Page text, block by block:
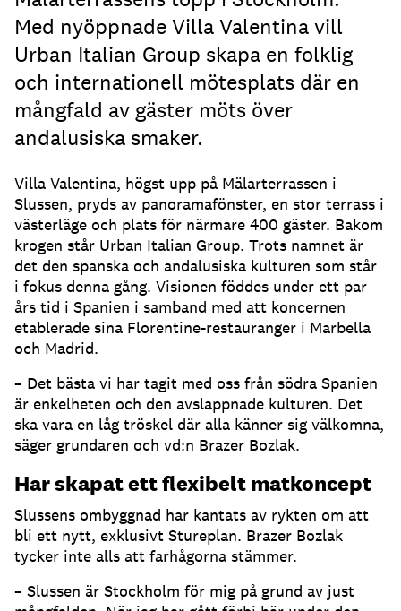
Med nyöppnade Villa Valentina vill
Urban Italian Group skapa en folklig
och internationell mötesplats där en
mångfald av gäster möts över
andalusiska smaker.
Villa Valentina, högst upp på Mälarterrassen i
Slussen, pryds av panoramafönster, en stor terrass i
västerläge och plats för närmare 400 gäster. Bakom
krogen står Urban Italian Group. Trots namnet är
det den spanska och andalusiska kulturen som står
i fokus denna gång. Visionen föddes under ett par
års tid i Spanien i samband med att koncernen
etablerade sina Florentine-restauranger i Marbella
och Madrid.
– Det bästa vi har tagit med oss från södra Spanien
är enkelheten och den avslappnade kulturen. Det
ska vara en låg tröskel där alla känner sig välkomna,
säger grundaren och vd:n Brazer Bozlak.
Har skapat ett flexibelt matkoncept
Slussens ombyggnad har kantats av rykten om att
bli ett nytt, exklusivt Stureplan. Brazer Bozlak
tycker inte alls att farhågorna stämmer.
– Slussen är Stockholm för mig på grund av just